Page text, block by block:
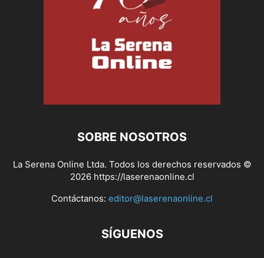
SOBRE NOSOTROS
La Serena Online Ltda. Todos los derechos reservados ©
2026 https://laserenaonline.cl
Contáctanos: editor@laserenaonline.cl
SÍGUENOS